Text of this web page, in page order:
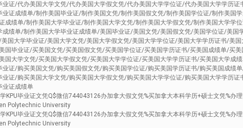
证/代办美国大学文凭/代办美国大学假文凭/代办美国大学学位证/代办美国大学学历证
业证成绩单/制作美国毕业证/制作美国文凭/制作美国假文凭/制作美国学位证/制作美国
成绩单/制作美国大学毕业证/制作美国大学文凭/制作美国大学假文凭/制作美国大学学位
成绩单/制作美国大学毕业证成绩单/美国毕业证/美国文凭/美国假文凭/美国学位证/美国
国大学毕业证/美国大学文凭/美国大学假文凭/美国大学学位证/美国大学学历证书/美国
国毕业证/买美国文凭/买美国假文凭/买美国学位证/买美国学历证书/买美国成绩单/买美
国大学文凭/买美国大学假文凭/买美国大学学位证/买美国大学学历证书/买美国大学成
业证/购买美国文凭/购买美国假文凭/购买美国学位证/购买美国学历证书/购买美国成绩
证/购买美国大学文凭/购买美国大学假文凭/购买美国大学学位证/购买美国大学学历证
业证成绩单
KPU毕业证文凭Q$微信744043126办加拿大假文凭%买加拿大本科学历+硕士文凭%办
Polytechnic University
KPU毕业证文凭Q$微信744043126办加拿大假文凭%买加拿大本科学历+硕士文凭%办
Polytechnic University